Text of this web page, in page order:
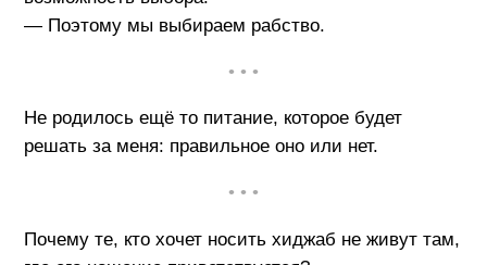
— Поэтому мы выбираем рабство.
• • •
Не родилось ещё то питание, которое будет
решать за меня: правильное оно или нет.
• • •
Почему те, кто хочет носить хиджаб не живут там,